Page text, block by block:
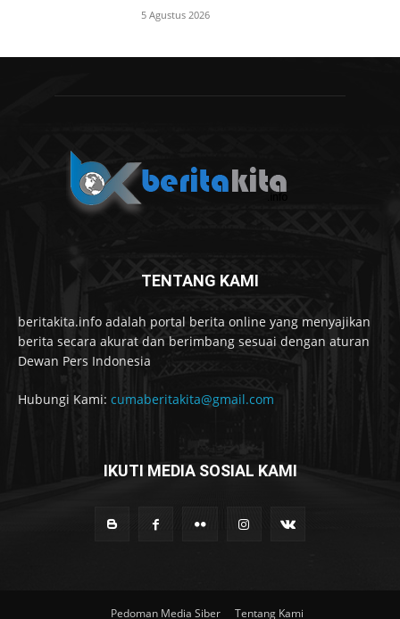
5 Agustus 2026
TENTANG KAMI
beritakita.info adalah portal berita online yang menyajikan
berita secara akurat dan berimbang sesuai dengan aturan
Dewan Pers Indonesia
Hubungi Kami: cumaberitakita@gmail.com
IKUTI MEDIA SOSIAL KAMI
Pedoman Media Siber Tentang Kami